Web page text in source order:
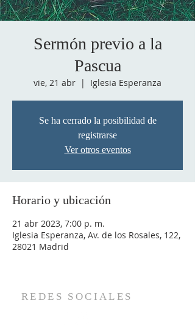
Sermón previo a la
Pascua
vie, 21 abr
  |
Iglesia Esperanza
Se ha cerrado la posibilidad de
registrarse
Ver otros eventos
Horario y ubicación
21 abr 2023, 7:00 p. m.
Iglesia Esperanza, Av. de los Rosales, 122,
28021 Madrid
REDES SOCIALES